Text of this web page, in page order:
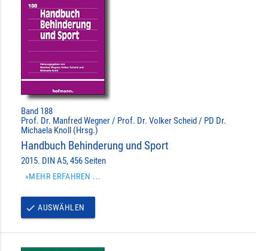
Band 188
Prof. Dr. Manfred Wegner / Prof. Dr. Volker Scheid / PD Dr.
Michaela Knoll (Hrsg.)
Handbuch Behinderung und Sport
2015. DIN A5, 456 Seiten
»MEHR ERFAHREN ...
done AUSWÄHLEN